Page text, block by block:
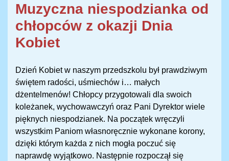
Muzyczna niespodzianka od
chłopców z okazji Dnia
Kobiet
Dzień Kobiet w naszym przedszkolu był prawdziwym
świętem radości, uśmiechów i… małych
dżentelmenów! Chłopcy przygotowali dla swoich
koleżanek, wychowawczyń oraz Pani Dyrektor wiele
pięknych niespodzianek. Na początek wręczyli
wszystkim Paniom własnoręcznie wykonane korony,
dzięki którym każda z nich mogła poczuć się
naprawdę wyjątkowo. Następnie rozpoczął się